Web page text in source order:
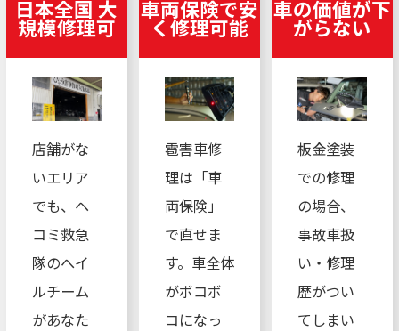
日本全国 大
規模修理可
店舗がな
いエリア
でも、ヘ
コミ救急
隊のへイ
ルチーム
があなた
車両保険で安
く修理可能
雹害車修
理は「車
両保険」
で直せま
す。車全体
がボコボ
コになっ
車の価値が下
がらない
板金塗装
での修理
の場合、
事故車扱
い・修理
歴がつい
てしまい